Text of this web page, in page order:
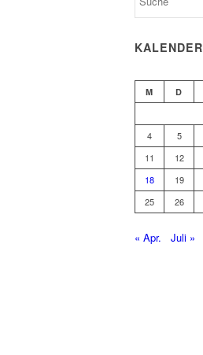
KALENDER
M D
4
5
11
12
18
19
25
26
« Apr. Juli »